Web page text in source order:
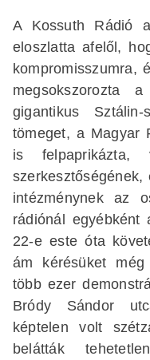
A Kossuth Rádió
eloszlatta afelől,
kompromisszumra,
megsokszorozta
gigantikus
tömeget, a Magyar
is
intézménynek az
rádiónál egyébként
22-e este óta
ám kérésüket
több ezer
Bródy Sándor
képtelen volt
belátták